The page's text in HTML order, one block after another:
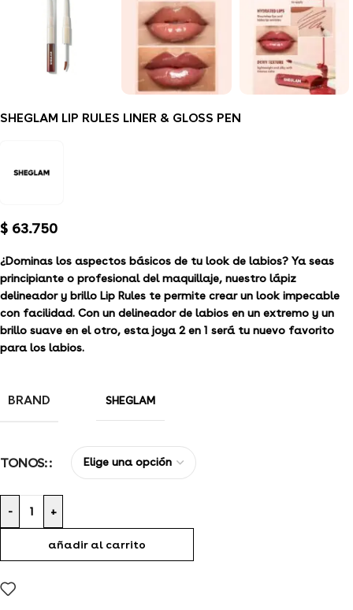
SHEGLAM LIP RULES LINER & GLOSS PEN
$ 63.750
¿Dominas los aspectos básicos de tu look de labios? Ya seas
principiante o profesional del maquillaje, nuestro lápiz
delineador y brillo Lip Rules te permite crear un look impecable
con facilidad. Con un delineador de labios en un extremo y un
brillo suave en el otro, esta joya 2 en 1 será tu nuevo favorito
para los labios.
BRAND SHEGLAM
TONOS:
- +
añadir al carrito